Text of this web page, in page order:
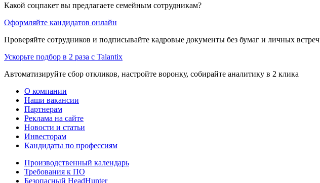
Какой соцпакет вы предлагаете семейным сотрудникам?
Оформляйте кандидатов онлайн
Проверяйте сотрудников и подписывайте кадровые документы без бумаг и личных встреч
Ускорьте подбор в 2 раза с Talantix
Автоматизируйте сбор откликов, настройте воронку, собирайте аналитику в 2 клика
О компании
Наши вакансии
Партнерам
Реклама на сайте
Новости и статьи
Инвесторам
Кандидаты по профессиям
Производственный календарь
Требования к ПО
Безопасный HeadHunter